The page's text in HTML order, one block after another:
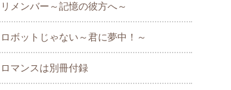
リメンバー～記憶の彼方へ～
ロボットじゃない～君に夢中！～
ロマンスは別冊付録